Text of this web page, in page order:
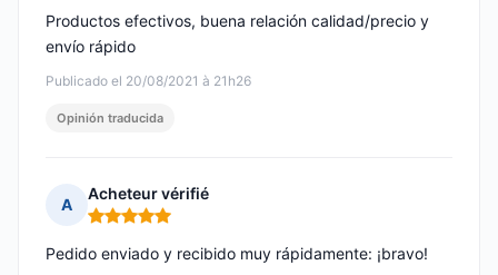
Publicado el 20/08/2021 à 21h26
Productos efectivos, buena relación calidad/precio y
envío rápido
Opinión traducida
A
Acheteur vérifié
Nota: 5 de 5
Pedido enviado y recibido muy rápidamente: ¡bravo!